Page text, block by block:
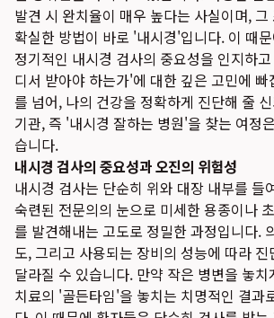
발견 시 완치율이 매우 높다는 사실이며,
확실한 방법이 바로 '내시경'입니다. 이 때
정기적인 내시경 검사의 중요성을 인지하
디서 받아야 하는가'에 대한 깊은 고민에
를 넘어, 나의 건강을 정확하게 진단해 줄
기관, 즉 '내시경 잘하는 병원'을 찾는 여정
습니다.
내시경 검사의 중요성과 오진의 위험성
내시경 검사는 단순히 위와 대장 내부를 들
숙련된 전문의의 눈으로 미세한 용종이나
를 발견해내는 고도로 정밀한 과정입니다.
도, 그리고 사용되는 장비의 성능에 따라
달라질 수 있습니다. 만약 작은 병변을 놓
치료의 '골든타임'을 놓치는 치명적인 결과